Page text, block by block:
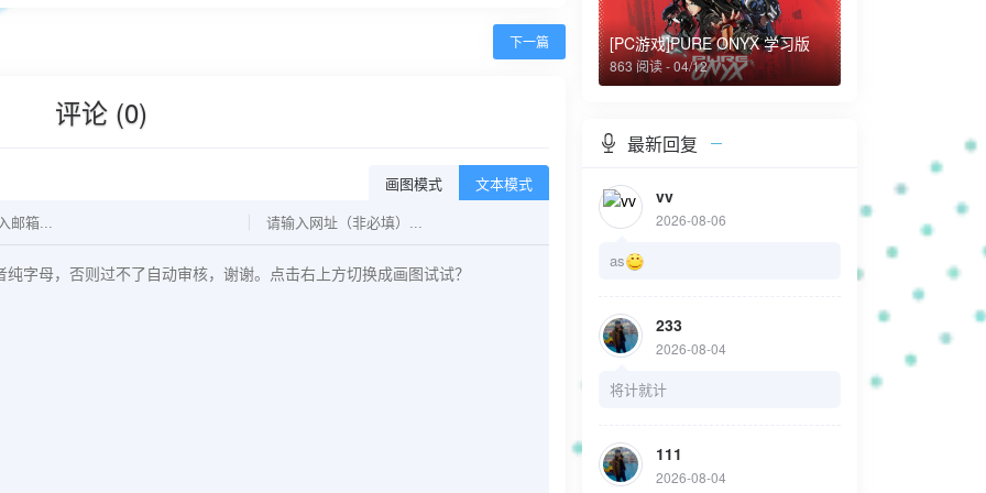
下一篇
评论 (0)
画图模式 文本模式
[PC游戏]PURE ONYX 学习版
863 阅读 - 04/12
最新回复
vv
2026-08-06
as
233
2026-08-04
将计就计
111
2026-08-04